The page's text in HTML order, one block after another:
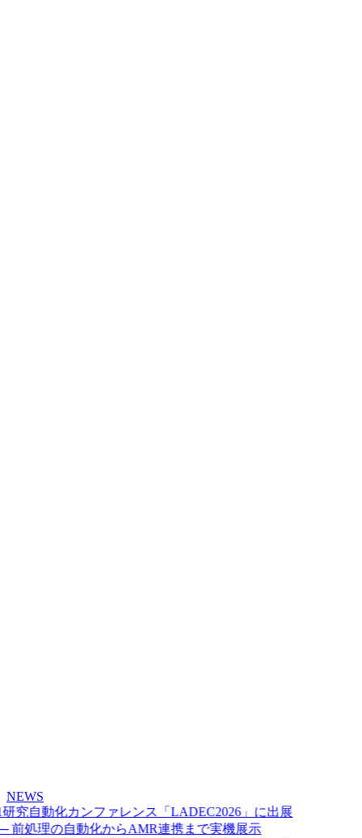
NEWS
究自動化カンファレンス「LADEC2026」に出展
前処理の自動化からAMR連携まで実機展示